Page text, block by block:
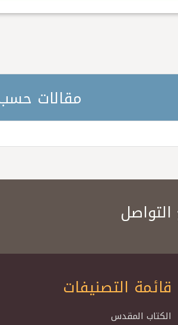
مقالات
قائمة التصنيفات
الكتاب المقدس